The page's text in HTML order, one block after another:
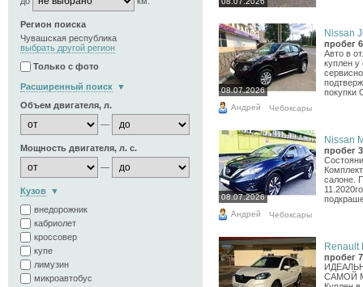
Регион поиска
Чувашская республика
выбрать другой регион
Только с фото
Расширенный поиск
Объем двигателя, л.
—
Мощность двигателя, л. с.
—
Кузов
внедорожник
кабриолет
кроссовер
купе
лимузин
микроавтобус
08.07.2026
Nissan
пробег
Авто в
куплен
покупки
Андрей Чебоксары
08.07.2026
Nissan
пробег
салоне.
Андрей Чебоксары
Renault
пробег
САМОЙ